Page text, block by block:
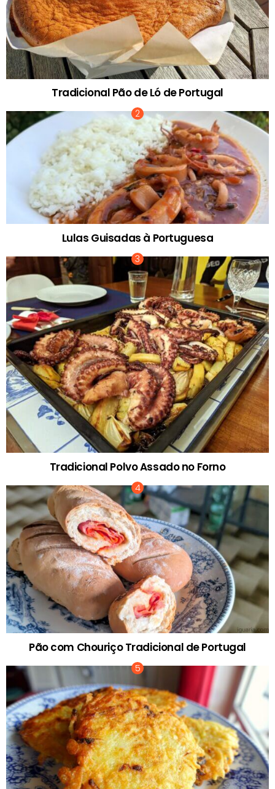
Tradicional Pão de Ló de Portugal
Lulas Guisadas à Portuguesa
Tradicional Polvo Assado no Forno
Pão com Chouriço Tradicional de Portugal